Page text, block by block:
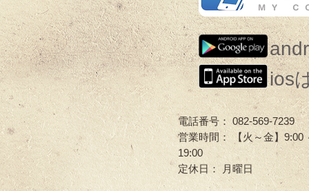
ios
電話番号： 082-569-7239
営業時間： 【火～金】9:00
19:00
定休日： 月曜日